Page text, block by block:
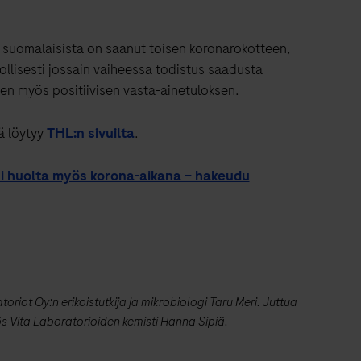
on saanut toisen koronarokotteen,
jossain vaiheessa todistus saadusta
myös positiivisen vasta-ainetuloksen.
löytyyTHL:n sivuilta.
myös korona-aikana – hakeudu
Oy:n erikoistutkija ja mikrobiologi Taru Meri. Juttua
Vita Laboratorioiden kemisti Hanna Sipiä.